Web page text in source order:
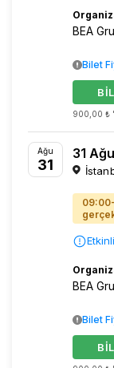
BEA
900,00 ₺
Bilet
Ağu
31
31
09:00-
BEA
Bilet